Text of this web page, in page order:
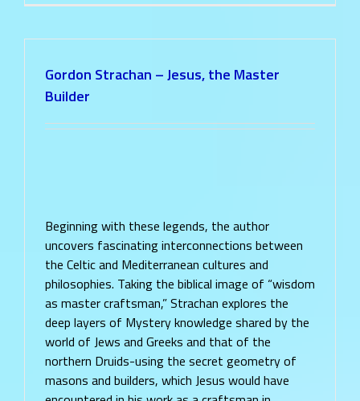
Gordon Strachan – Jesus, the Master
Builder
Beginning with these legends, the author
uncovers fascinating interconnections between
the Celtic and Mediterranean cultures and
philosophies. Taking the biblical image of “wisdom
as master craftsman,” Strachan explores the
deep layers of Mystery knowledge shared by the
world of Jews and Greeks and that of the
northern Druids-using the secret geometry of
masons and builders, which Jesus would have